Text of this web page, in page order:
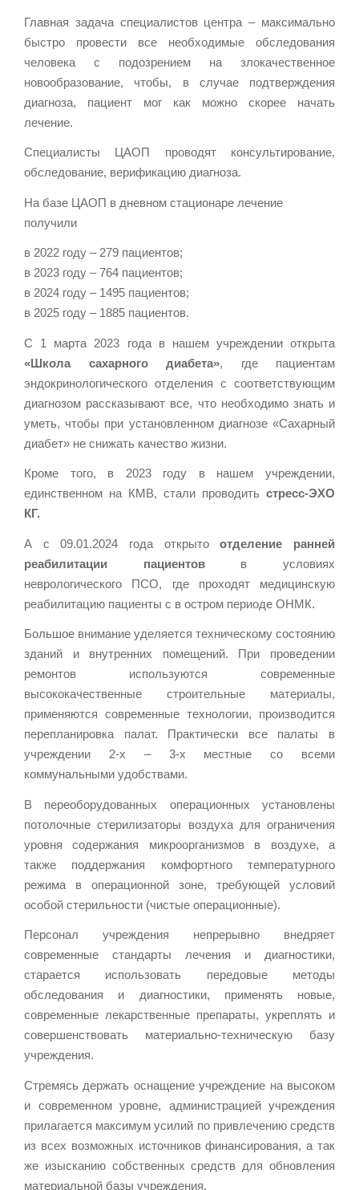
Главная задача специалистов центра – максимально
быстро провести все необходимые обследования
человека с подозрением на злокачественное
новообразование, чтобы, в случае подтверждения
диагноза, пациент мог как можно скорее начать
лечение.
Специалисты ЦАОП проводят консультирование,
обследование, верификацию диагноза.
На базе ЦАОП в дневном стационаре лечение
получили
в 2022 году – 279 пациентов;
в 2023 году – 764 пациентов;
в 2024 году – 1495 пациентов;
в 2025 году – 1885 пациентов.
С 1 марта 2023 года в нашем учреждении открыта
«Школа сахарного диабета», где пациентам
эндокринологического отделения с соответствующим
диагнозом рассказывают все, что необходимо знать и
уметь, чтобы при установленном диагнозе «Сахарный
диабет» не снижать качество жизни.
Кроме того, в 2023 году в нашем учреждении,
единственном на КМВ, стали проводить стресс-ЭХО
КГ.
А с 09.01.2024 года открытоотделение ранней
реабилитации пациентовв условиях
неврологического ПСО, где проходят медицинскую
реабилитацию пациенты с в остром периоде ОНМК.
Большое внимание уделяется техническому состоянию
зданий и внутренних помещений. При проведении
ремонтов используются современные
высококачественные строительные материалы,
применяются современные технологии, производится
перепланировка палат. Практически все палаты в
учреждении 2-х – 3-х местные со всеми
коммунальными удобствами.
В переоборудованных операционных установлены
потолочные стерилизаторы воздуха для ограничения
уровня содержания микроорганизмов в воздухе, а
также поддержания комфортного температурного
режима в операционной зоне, требующей условий
особой стерильности (чистые операционные).
Персонал учреждения непрерывно внедряет
современные стандарты лечения и диагностики,
старается использовать передовые методы
обследования и диагностики, применять новые,
современные лекарственные препараты, укреплять и
совершенствовать материально-техническую базу
учреждения.
Стремясь держать оснащение учреждение на высоком
и современном уровне, администрацией учреждения
прилагается максимум усилий по привлечению средств
из всех возможных источников финансирования, а так
же изысканию собственных средств для обновления
материальной базы учреждения.